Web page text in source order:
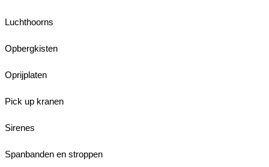
Luchthoorns
Opbergkisten
Oprijplaten
Pick up kranen
Sirenes
Spanbanden en stroppen